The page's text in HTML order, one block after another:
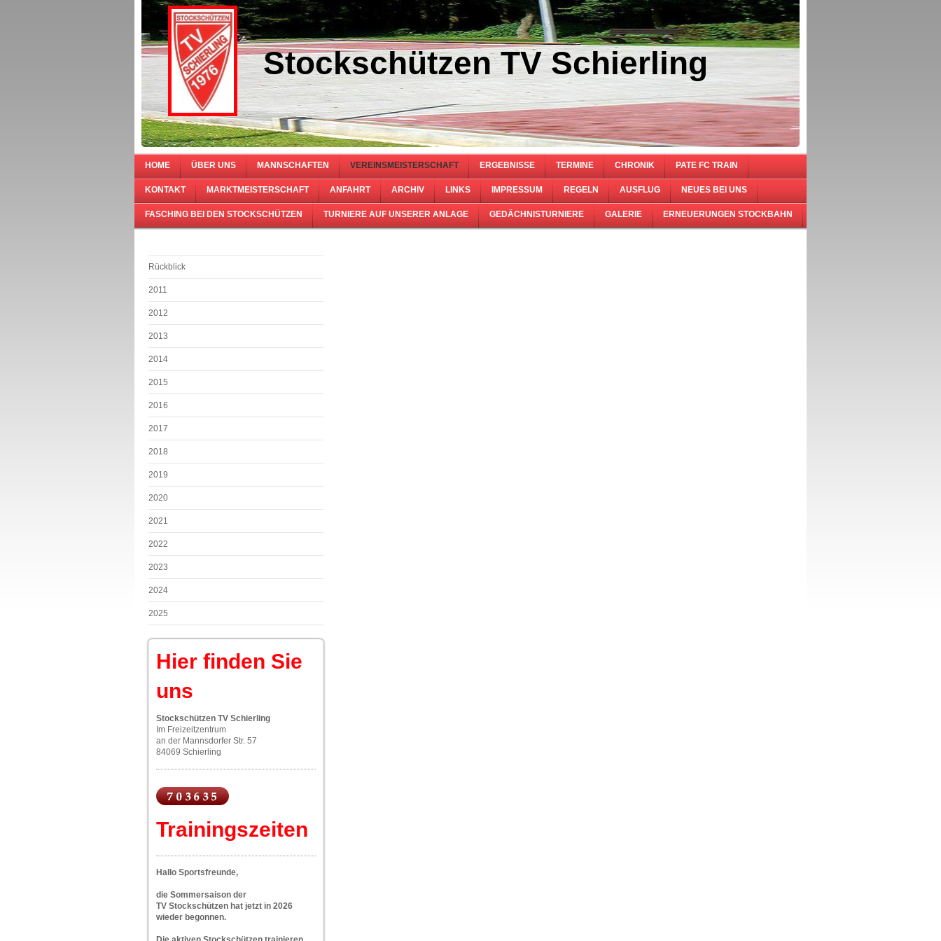
Stockschützen TV Schierling
HOME ÜBER UNS MANNSCHAFTEN VEREINSMEISTERSCHAFT ERGEBNISSE TERMINE CHRONIK PATE FC TRAIN
KONTAKT MARKTMEISTERSCHAFT ANFAHRT ARCHIV LINKS IMPRESSUM REGELN AUSFLUG NEUES BEI UNS
FASCHING BEI DEN STOCKSCHÜTZEN TURNIERE AUF UNSERER ANLAGE GEDÄCHNISTURNIERE GALERIE ERNEUERUNGEN STOCKBAHN
Rückblick
2011
2012
2013
2014
2015
2016
2017
2018
2019
2020
2021
2022
2023
2024
2025
Hier finden Sie
uns
Stockschützen TV Schierling
Im Freizeitzentrum
an der Mannsdorfer Str. 57
84069 Schierling
Trainingszeiten
Hallo Sportsfreunde,
die Sommersaison der
TV Stockschützen hat jetzt in 2026
wieder begonnen.